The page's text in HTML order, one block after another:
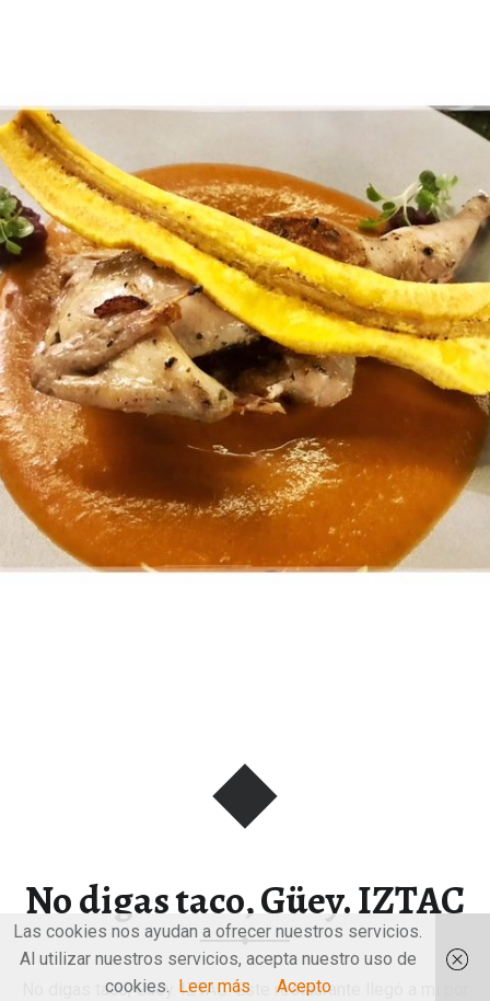
No digas taco, Güey. IZTAC
No digas taco, Güey. IZTAC. Este restaurante llegó a mí por
Las cookies nos ayudan a ofrecer nuestros servicios.
Al utilizar nuestros servicios, acepta nuestro uso de
cookies. Leer más Acepto